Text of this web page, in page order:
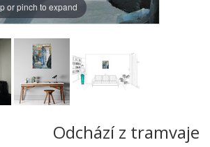
or pinch to expand
Odchází z tramvaje